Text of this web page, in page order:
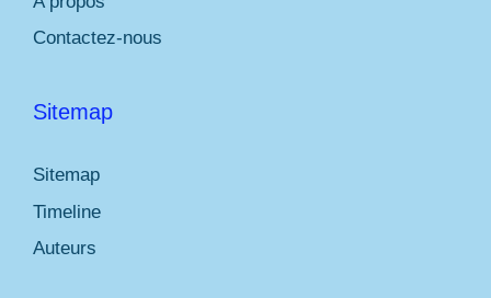
Contactez-nous
Sitemap
Sitemap
Timeline
Auteurs